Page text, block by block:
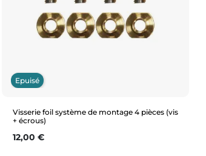
Epuisé
Visserie foil système de montage 4 pièces (vis
+ écrous)
Prix
12,00 €